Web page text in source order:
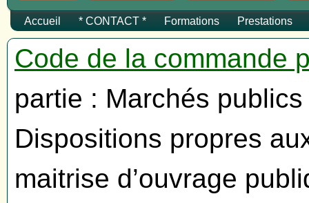
Accueil * CONTACT * Formations Prestations
Code de la commande
partie : Marchés
Dispositions propres
maitrise d’ouvrage